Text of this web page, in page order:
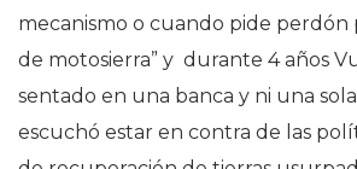
mecanismo o cuando pide perdón
de motosierra” y durante 4 años
sentado en una banca y ni una
escuchó estar en contra de las